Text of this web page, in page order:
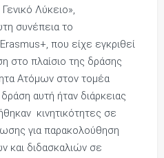
Λύκειο»,
συνέπεια το
που είχε εγκριθεί
στο πλαίσιο της δράσης
Ατόμων στον τομέα
αυτή ήταν διάρκειας
κινητικότητες σε
για παρακολούθηση
και διδασκαλιών σε